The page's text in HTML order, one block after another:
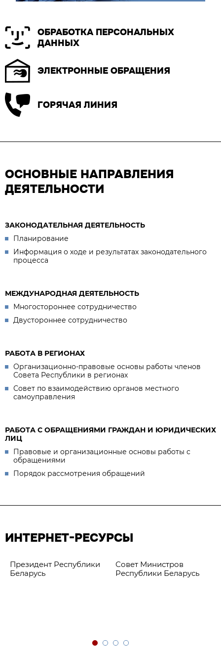
ОБРАБОТКА ПЕРСОНАЛЬНЫХ
ДАННЫХ
ЭЛЕКТРОННЫЕ ОБРАЩЕНИЯ
ГОРЯЧАЯ ЛИНИЯ
ОСНОВНЫЕ НАПРАВЛЕНИЯ
ДЕЯТЕЛЬНОСТИ
ЗАКОНОДАТЕЛЬНАЯ ДЕЯТЕЛЬНОСТЬ
Планирование
Информация о ходе и результатах законодательного
процесса
МЕЖДУНАРОДНАЯ ДЕЯТЕЛЬНОСТЬ
Многостороннее сотрудничество
Двустороннее сотрудничество
РАБОТА В РЕГИОНАХ
Организационно-правовые основы работы членов
Совета Республики в регионах
Совет по взаимодействию органов местного
самоуправления
РАБОТА С ОБРАЩЕНИЯМИ ГРАЖДАН И ЮРИДИЧЕСКИХ
ЛИЦ
Правовые и организационные основы работы с
обращениями
Порядок рассмотрения обращений
ИНТЕРНЕТ-РЕСУРСЫ
Президент Республики
Беларусь
Совет Министров
Республики Беларусь